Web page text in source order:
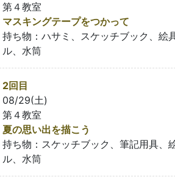
第４教室
マスキングテープをつかって
持ち物：ハサミ、スケッチブック、絵
ル、水筒
2回目
08/29(土)
第４教室
夏の思い出を描こう
持ち物：スケッチブック、筆記用具、
ル、水筒